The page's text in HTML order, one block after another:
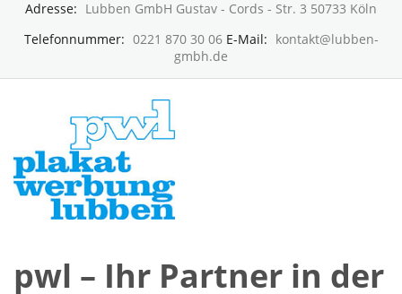
Adresse: Lubben GmbH Gustav - Cords - Str. 3 50733 Köln
Telefonnummer: 0221 870 30 06E-Mail: kontakt@lubben-
gmbh.de
pwl – Ihr Partner in der